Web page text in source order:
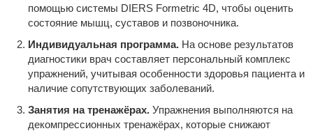
помощью системы DIERS Formetric 4D, чтобы оценить
состояние мышц, суставов и позвоночника.
Индивидуальная программа. На основе результатов
диагностики врач составляет персональный комплекс
упражнений, учитывая особенности здоровья пациента и
наличие сопутствующих заболеваний.
Занятия на тренажёрах. Упражнения выполняются на
декомпрессионных тренажёрах, которые снижают